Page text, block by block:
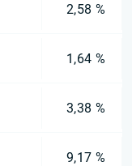
2,58 %
1,64 %
3,38 %
9,17 %